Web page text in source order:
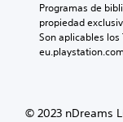
Programas de
propiedad
Son aplicables
© 2023 nDreams